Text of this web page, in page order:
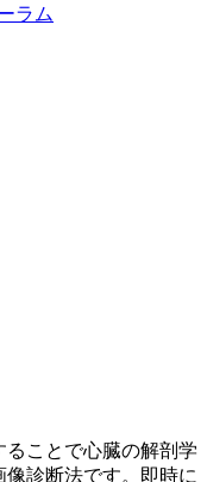
ラム
ことで心臓の解剖学
診断法です。即時に